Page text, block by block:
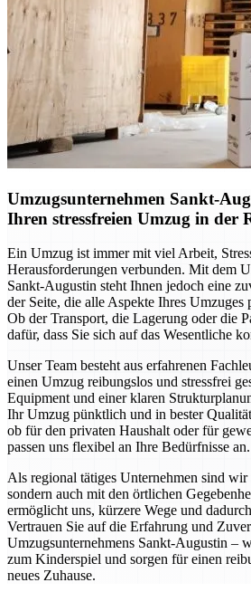
Umzugsunternehmen Sankt-
Ihren stressfreien Umzug in der
Ein Umzug ist immer mit viel Arbeit,
Herausforderungen verbunden. Mit dem
Sankt-Augustin steht Ihnen jedoch eine
der Seite, die alle Aspekte Ihres Umzuges
Ob der Transport, die Lagerung oder die
dafür, dass Sie sich auf das Wesentliche
Unser Team besteht aus erfahrenen
einen Umzug reibungslos und stressfrei
Equipment und einer klaren
Ihr Umzug pünktlich und in bester
ob für den privaten Haushalt oder für
passen uns flexibel an Ihre Bedürfnisse an.
Als regional tätiges Unternehmen sind
sondern auch mit den örtlichen
ermöglicht uns, kürzere Wege und
Vertrauen Sie auf die Erfahrung und
Umzugsunternehmens Sankt-Augustin –
zum Kinderspiel und sorgen für einen
neues Zuhause.